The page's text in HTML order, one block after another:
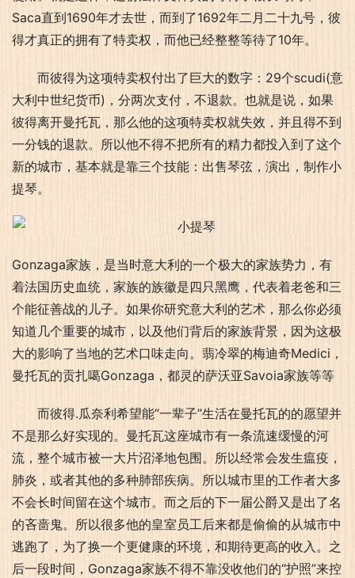
Saca直到1690年才去世，而到了1692年二月二十九号，彼
得才真正的拥有了特卖权，而他已经整整等待了10年。
而彼得为这项特卖权付出了巨大的数字：29个scudi(意
大利中世纪货币)，分两次支付，不退款。也就是说，如果
彼得离开曼托瓦，那么他的这项特卖权就失效，并且得不到
一分钱的退款。所以他不得不把所有的精力都投入到了这个
新的城市，基本就是靠三个技能：出售琴弦，演出，制作小
提琴。
Gonzaga家族，是当时意大利的一个极大的家族势力，有
着法国历史血统，家族的族徽是四只黑鹰，代表着老爸和三
个能征善战的儿子。如果你研究意大利的艺术，那么你必须
知道几个重要的城市，以及他们背后的家族背景，因为这极
大的影响了当地的艺术口味走向。翡冷翠的梅迪奇Medici，
曼托瓦的贡扎噶Gonzaga，都灵的萨沃亚Savoia家族等等
而彼得.瓜奈利希望能“一辈子”生活在曼托瓦的的愿望并
不是那么好实现的。曼托瓦这座城市有一条流速缓慢的河
流，整个城市被一大片沼泽地包围。所以经常会发生瘟疫，
肺炎，或者其他的多种肺部疾病。所以城市里的工作者大多
不会长时间留在这个城市。而之后的下一届公爵又是出了名
的吝啬鬼。所以很多他的皇室员工后来都是偷偷的从城市中
逃跑了，为了换一个更健康的环境，和期待更高的收入。之
后一段时间，Gonzaga家族不得不靠没收他们的“护照”来控